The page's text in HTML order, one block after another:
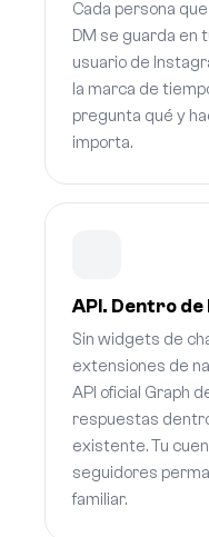
Cada persona
DM se guarda en
usuario de
la marca de
pregunta qué y
importa.
API. Dentro de
Sin widgets de
extensiones de
API oficial Graph
respuestas
existente. Tu
seguidores
familiar.